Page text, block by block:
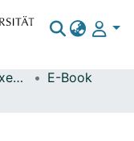
Elektronische Pflichtexemplare
E-Book